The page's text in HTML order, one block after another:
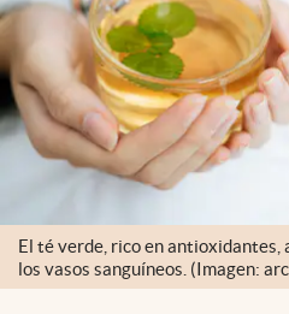
El té verde, rico en antioxidantes,
los vasos sanguíneos. (Imagen: